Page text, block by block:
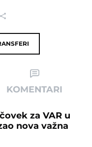
KOMENTARI
za VAR u
nova važna